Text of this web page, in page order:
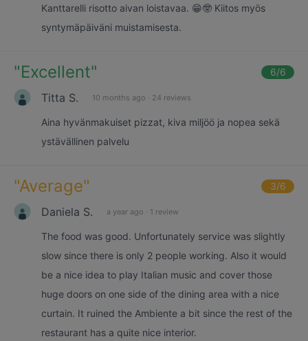
Kanttarelli risotto aivan loistavaa. 😁🤓 Kiitos myös
syntymäpäiväni muistamisesta.
"Excellent" 6/6
Titta S. 10 months ago · 24 reviews
Aina hyvänmakuiset pizzat, kiva miljöö ja nopea sekä
ystävällinen palvelu
"Average" 3/6
Daniela S. a year ago · 1 review
The food was good. Unfortunately service was slightly
slow since there is only 2 people working. Also it would
be a nice idea to play Italian music and cover those
huge doors on one side of the dining area with a nice
curtain. It ruined the Ambiente a bit since the rest of the
restaurant has a quite nice interior.